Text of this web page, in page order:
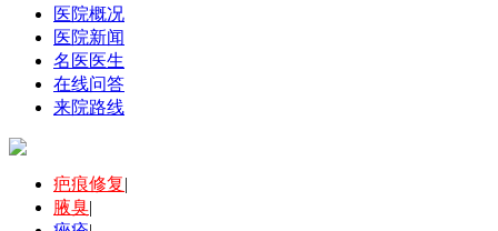
医院概况
医院新闻
名医医生
在线问答
来院路线
疤痕修复|
腋臭|